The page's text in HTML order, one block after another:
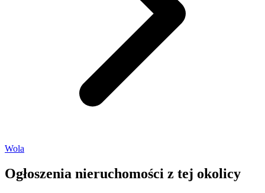
Wola
Ogłoszenia nieruchomości z tej okolicy